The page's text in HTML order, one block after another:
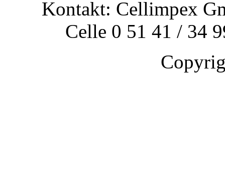
Kontakt: Cellimpex
Celle 0 51 41 / 34